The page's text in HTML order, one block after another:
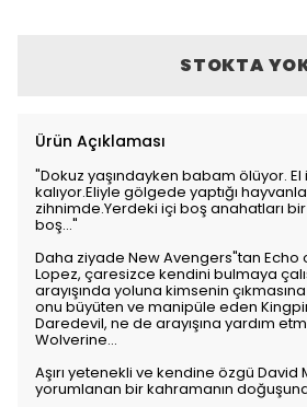
STOKTA
Ürün Açıklaması
"Dokuz yaşındayken babam ölüyor. El
kalıyor.Eliyle gölgede yaptığı
zihnimde.Yerdeki içi boş anahatları
boş..."
Daha ziyade New Avengers"tan Echo
Lopez, çaresizce kendini bulmaya
arayışında yoluna kimsenin
onu büyüten ve manipüle eden
Daredevil, ne de arayışına yardım
Wolverine...
Aşırı yetenekli ve kendine özgü David
yorumlanan bir kahramanın doğuşuna